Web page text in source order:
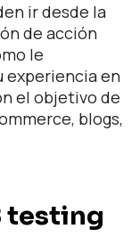
ir desde la
de acción
le
experiencia en
el objetivo de
blogs,
testing